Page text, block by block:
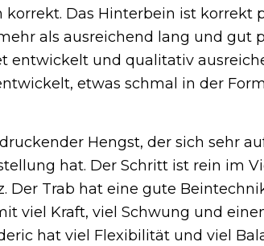
korrekt. Das Hinterbein ist korrekt
als ausreichend lang und gut
entwickelt und qualitativ
etwas schmal in der
Hengst, der sich sehr
hat. Der Schritt ist rein im
Der Trab hat eine gute
viel Kraft, viel Schwung und
hat viel Flexibilität und viel